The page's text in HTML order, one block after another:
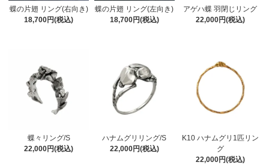
蝶の片翅 リング(右向き)
18,700円(税込)
蝶の片翅 リング(左向き)
18,700円(税込)
アゲハ蝶 羽閉じリング
22,000円(税込)
蝶々リング/S
22,000円(税込)
ハナムグリリング/S
22,000円(税込)
K10 ハナムグリ1匹リン
グ
22,000円(税込)